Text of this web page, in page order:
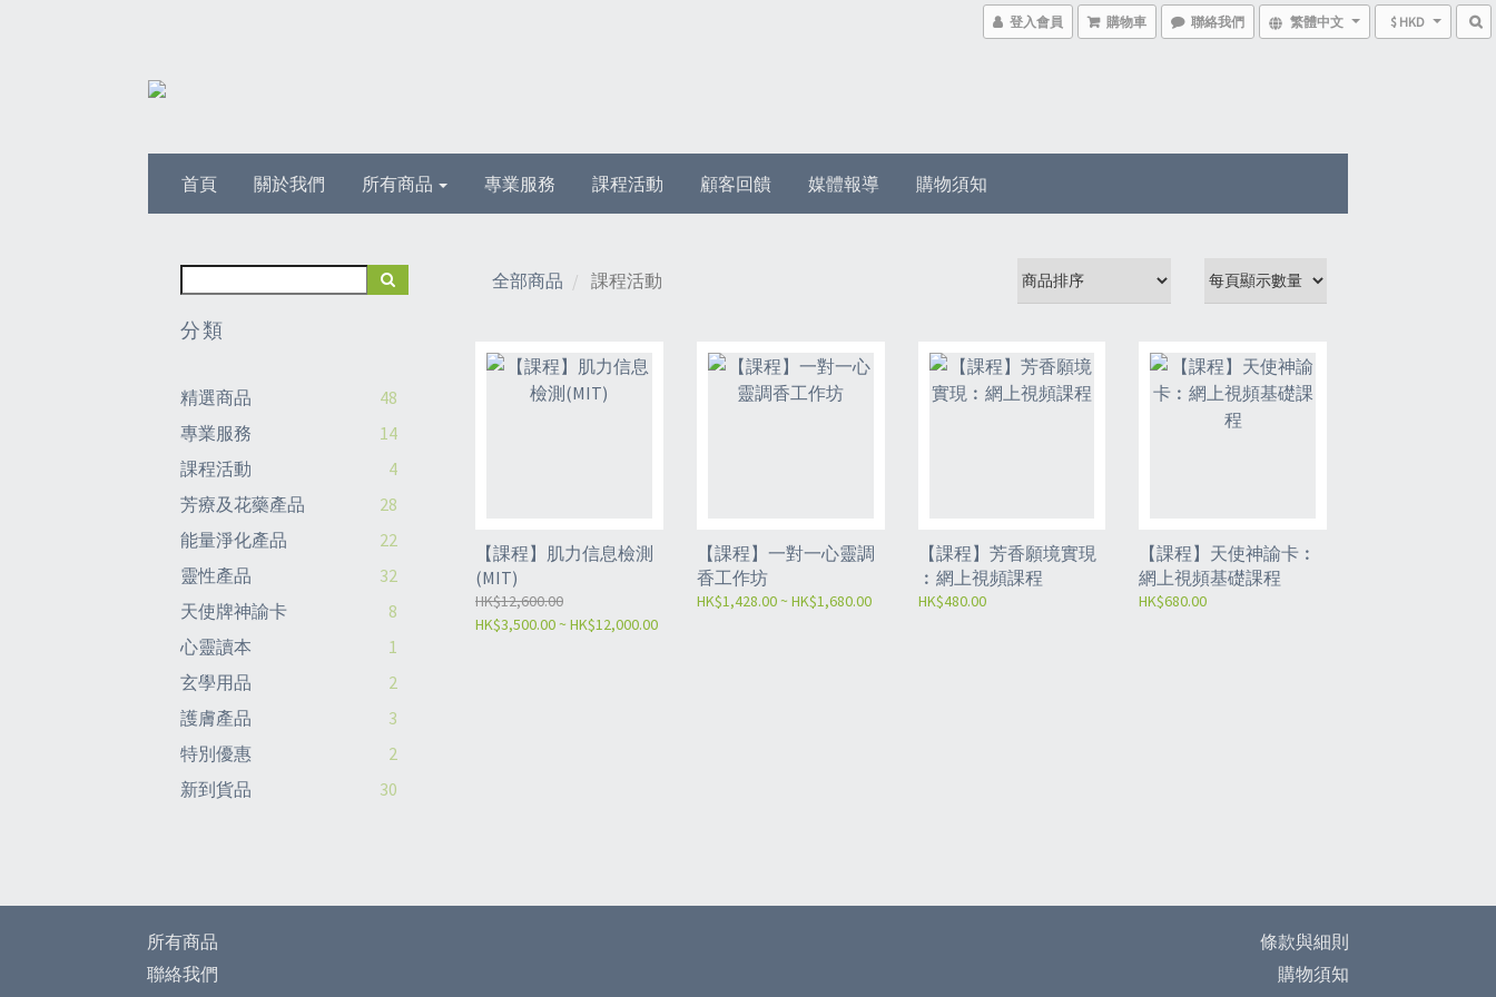
登入會員 購物車 聯絡我們 繁體中文 $ HKD
首頁 關於我們 所有商品 專業服務 課程活動 顧客回饋 媒體報導 購物須知
分類
精選商品
48
專業服務
14
課程活動
4
芳療及花藥產品
28
能量淨化產品
22
靈性產品
32
天使牌神諭卡
8
心靈讀本
1
玄學用品
2
護膚產品
3
特別優惠
2
新到貨品
30
全部商品 課程活動
【課程】肌力信息檢測
(MIT)
HK$12,600.00
HK$3,500.00 ~ HK$12,000.00
【課程】一對一心靈調
香工作坊
HK$1,428.00 ~ HK$1,680.00
【課程】芳香願境實現
︰網上視頻課程
HK$480.00
【課程】天使神諭卡︰
網上視頻基礎課程
HK$680.00
所有商品
聯絡我們
條款與細則
購物須知